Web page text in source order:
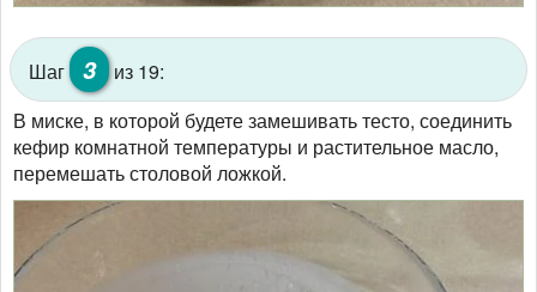
Шаг 3
из 19:
В миске, в которой будете замешивать тесто, соединить
кефир комнатной температуры и растительное масло,
перемешать столовой ложкой.